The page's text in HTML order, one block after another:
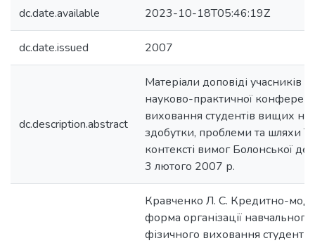
dc.date.available 2023-10-18T05:46:19Z
dc.date.issued 2007
dc.description.abstract
Матеріали доповіді учасників
науково-практичної
виховання студентів вищих
здобутки, проблеми та шляхи
контексті вимог Болонської
3 лютого 2007 р.
Кравченко Л. С. Кредитно-
форма організації
фізичного виховання